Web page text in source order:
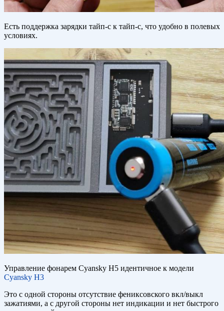
Есть поддержка зарядки тайп-с к тайп-с, что удобно в полевых
условиях.
Управление фонарем Cyansky H5 идентичное к модели
Cyansky H3
Это с одной стороны отсутствие фениксовского вкл/выкл
зажатиями, а с другой стороны нет индикации и нет быстрого